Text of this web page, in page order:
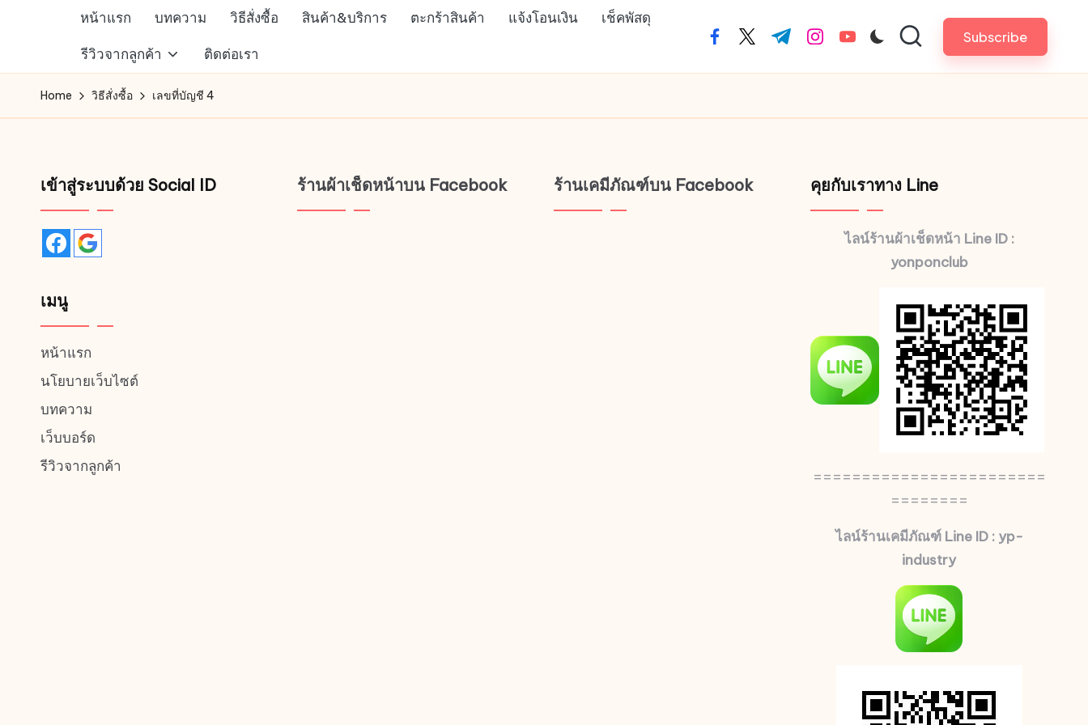
content
สรรพ
สินค้า
ออนไลน์
รัก
การ
ช็อป
หน้าแรก บทความ วิธีสั่งซื้อ สินค้า&บริการ ตะกร้าสินค้า แจ้งโอนเงิน เช็คพัสดุ
รีวิวจากลูกค้า ติดต่อเรา
facebook.com
twitter.com
t.me instagram.com
youtube.com Subscribe
Home วิธีสั่งซื้อ เลขที่บัญชี 4
เข้าสู่ระบบด้วย Social ID
เมนู
หน้าแรก
นโยบายเว็บไซต์
บทความ
เว็บบอร์ด
รีวิวจากลูกค้า
ร้านผ้าเช็ดหน้าบน Facebook ร้านเคมีภัณฑ์บน Facebook คุยกับเราทาง Line
ไลน์ร้านผ้าเช็ดหน้า Line ID :
yonponclub
========================
========
ไลน์ร้านเคมีภัณฑ์ Line ID : yp-
industry